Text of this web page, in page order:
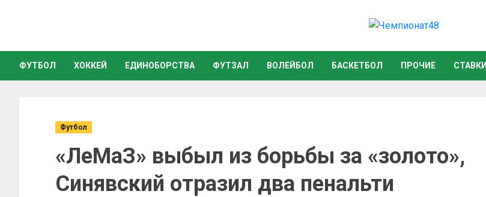
ФУТБОЛ ХОККЕЙ ЕДИНОБОРСТВА ФУТЗАЛ ВОЛЕЙБОЛ БАСКЕТБОЛ ПРОЧИЕ СТАВКИ
Футбол
«ЛеМаЗ» выбыл из борьбы за «золото»,
Синявский отразил два пенальти